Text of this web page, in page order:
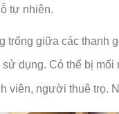
tự nhiên.
trống giữa các thanh
dụng. Có thể bị mối
viên, người thuê trọ.